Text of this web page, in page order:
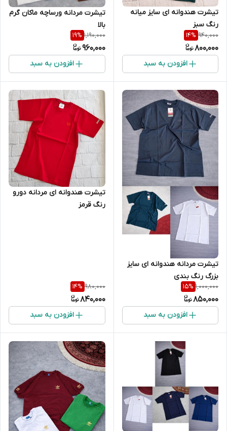
تیشرت هندوانه ای سایز میانه
رنگ سبز
940,000
14%
800,000
افزودن به سبد
تیشرت مردانه ورساچه ماکان گرم
بالا
1,190,000
19%
960,000
افزودن به سبد
تیشرت مردانه هندوانه ای سایز
بزرگ رنگ بندی
1,000,000
15%
850,000
افزودن به سبد
تیشرت هندوانه ای مردانه دورو
رنگ قرمز
980,000
14%
840,000
افزودن به سبد